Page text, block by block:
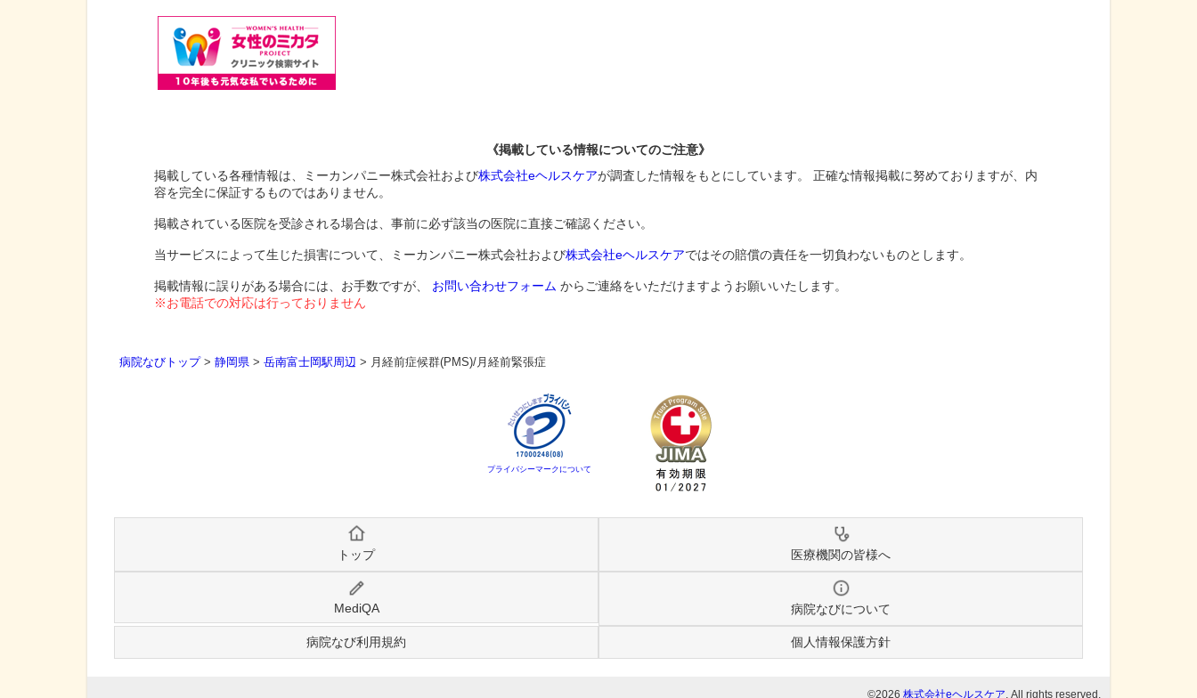
《掲載している情報についてのご注意》
掲載している各種情報は、ミーカンパニー株式会社および株式会社eヘルスケアが調査した情報をもとにしています。 正確な情報掲載に努めておりますが、内
容を完全に保証するものではありません。
掲載されている医院を受診される場合は、事前に必ず該当の医院に直接ご確認ください。
当サービスによって生じた損害について、ミーカンパニー株式会社および株式会社eヘルスケアではその賠償の責任を一切負わないものとします。
掲載情報に誤りがある場合には、お手数ですが、 お問い合わせフォーム からご連絡をいただけますようお願いいたします。
※お電話での対応は行っておりません
病院なびトップ> 静岡県 > 岳南富士岡駅周辺 > 月経前症候群(PMS)/月経前緊張症
プライバシーマークについて
トップ 医療機関の皆様へ
MediQA 病院なびについて
病院なび利用規約 個人情報保護方針
©2026 株式会社eヘルスケア, All rights reserved.